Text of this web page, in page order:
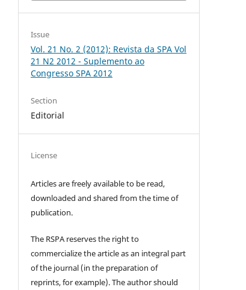
Issue
Vol. 21 No. 2 (2012): Revista da SPA Vol
21 N2 2012 - Suplemento ao
Congresso SPA 2012
Section
Editorial
License
Articles are freely available to be read,
downloaded and shared from the time of
publication.
The RSPA reserves the right to
commercialize the article as an integral part
of the journal (in the preparation of
reprints, for example). The author should